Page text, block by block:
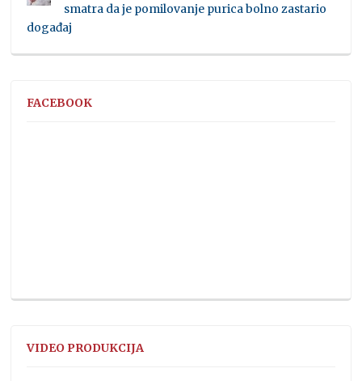
smatra da je pomilovanje purica bolno zastario
događaj
FACEBOOK
VIDEO PRODUKCIJA